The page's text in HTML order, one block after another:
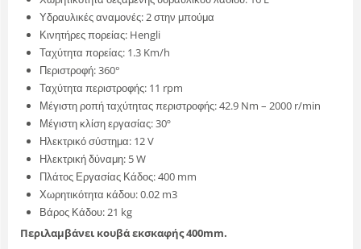
Υδραυλικές αναμονές: 2 στην μπούμα
Κινητήρες πορείας: Hengli
Ταχύτητα πορείας: 1.3 Km/h
Περιστροφή: 360°
Ταχύτητα περιστροφής: 11 rpm
Μέγιστη ροπή ταχύτητας περιστροφής: 42.9 Nm – 2000 r/min
Μέγιστη κλίση εργασίας: 30º
Ηλεκτρικό σύστημα: 12 V
Ηλεκτρική δύναμη: 5 W
Πλάτος Εργασίας Κάδος: 400 mm
Χωρητικότητα κάδου: 0.02 m3
Βάρος Κάδου: 21 kg
Περιλαμβάνει κουβά εκσκαφής 400mm.